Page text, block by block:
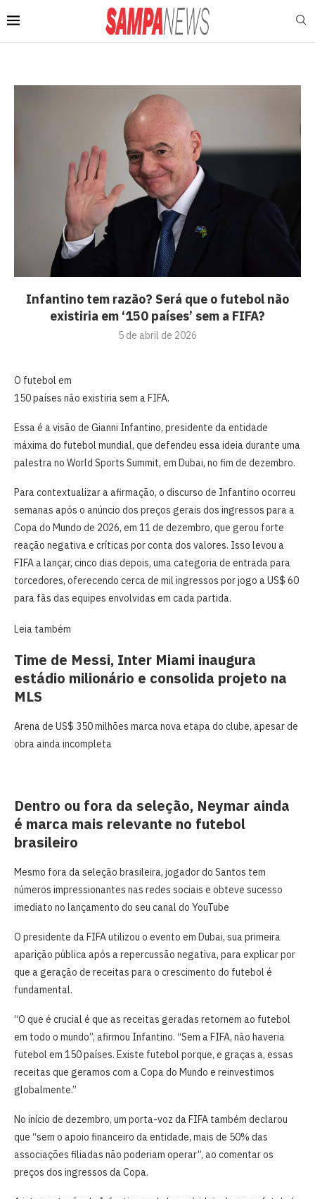
⁠Infantino tem razão? Será que o futebol não
existiria em ‘150 países’ sem a FIFA?
5 de abril de 2026
O futebol em
150 países não existiria sem a FIFA.
Essa é a visão de Gianni Infantino, presidente da entidade
máxima do futebol mundial, que defendeu essa ideia durante uma
palestra no World Sports Summit, em Dubai, no fim de dezembro.
Para contextualizar a afirmação, o discurso de Infantino ocorreu
semanas após o anúncio dos preços gerais dos ingressos para a
Copa do Mundo de 2026, em 11 de dezembro, que gerou forte
reação negativa e críticas por conta dos valores. Isso levou a
FIFA a lançar, cinco dias depois, uma categoria de entrada para
torcedores, oferecendo cerca de mil ingressos por jogo a US$ 60
para fãs das equipes envolvidas em cada partida.
Leia também
Time de Messi, Inter Miami inaugura
estádio milionário e consolida projeto na
MLS
Arena de US$ 350 milhões marca nova etapa do clube, apesar de
obra ainda incompleta
Dentro ou fora da seleção, Neymar ainda
é marca mais relevante no futebol
brasileiro
Mesmo fora da seleção brasileira, jogador do Santos tem
números impressionantes nas redes sociais e obteve sucesso
imediato no lançamento do seu canal do YouTube
O presidente da FIFA utilizou o evento em Dubai, sua primeira
aparição pública após a repercussão negativa, para explicar por
que a geração de receitas para o crescimento do futebol é
fundamental.
“O que é crucial é que as receitas geradas retornem ao futebol
em todo o mundo”, afirmou Infantino. “Sem a FIFA, não haveria
futebol em 150 países. Existe futebol porque, e graças a, essas
receitas que geramos com a Copa do Mundo e reinvestimos
globalmente.”
No início de dezembro, um porta-voz da FIFA também declarou
que “sem o apoio financeiro da entidade, mais de 50% das
associações filiadas não poderiam operar”, ao comentar os
preços dos ingressos da Copa.